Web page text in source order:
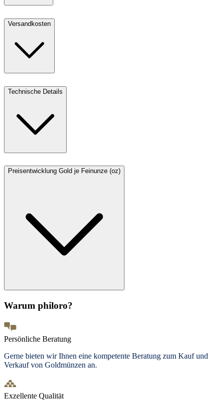
Versandkosten
Technische Details
Preisentwicklung Gold je Feinunze (oz)
Warum philoro?
Persönliche Beratung
Gerne bieten wir Ihnen eine kompetente Beratung zum Kauf und
Verkauf von Goldmünzen an.
Exzellente Qualität